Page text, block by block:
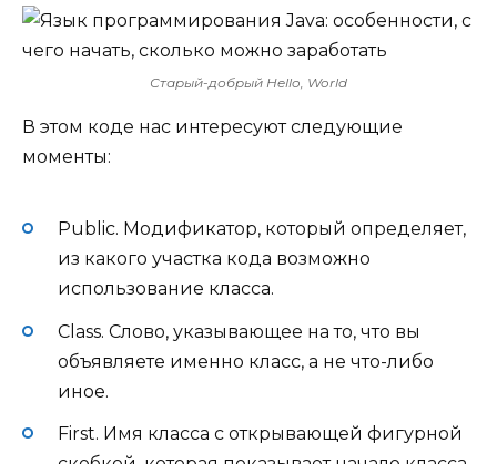
Старый-добрый Hello, World
В этом коде нас интересуют следующие
моменты:
Public. Модификатор, который определяет,
из какого участка кода возможно
использование класса.
Class. Слово, указывающее на то, что вы
объявляете именно класс, а не что-либо
иное.
First. Имя класса с открывающей фигурной